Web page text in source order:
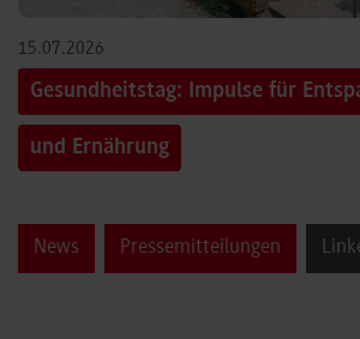
15.07.2026
Gesundheitstag: Impulse für
und Ernährung
News Pressemitteilungen